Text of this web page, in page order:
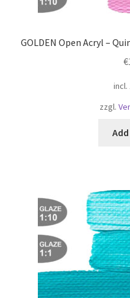
GOLDEN Open Acryl –
€
incl.
zzgl.